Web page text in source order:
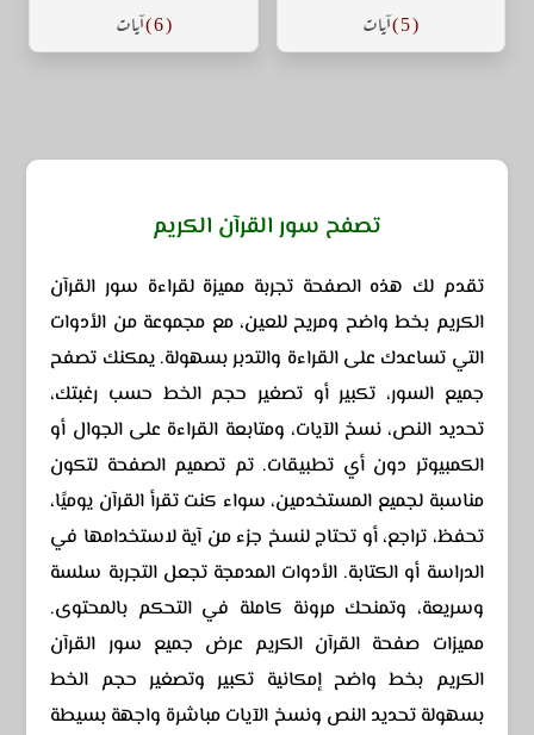
( 5 ) آيات ( 6 ) آيات
تصفح سور القرآن الكريم
تقدم لك هذه الصفحة تجربة مميزة لقراءة سور القرآن
الكريم بخط واضح ومريح للعين، مع مجموعة من الأدوات
التي تساعدك على القراءة والتدبر بسهولة. يمكنك تصفح
جميع السور، تكبير أو تصغير حجم الخط حسب رغبتك،
تحديد النص، نسخ الآيات، ومتابعة القراءة على الجوال أو
الكمبيوتر دون أي تطبيقات. تم تصميم الصفحة لتكون
مناسبة لجميع المستخدمين، سواء كنت تقرأ القرآن يوميًا،
تحفظ، تراجع، أو تحتاج لنسخ جزء من آية لاستخدامها في
الدراسة أو الكتابة. الأدوات المدمجة تجعل التجربة سلسة
وسريعة، وتمنحك مرونة كاملة في التحكم بالمحتوى.
مميزات صفحة القرآن الكريم عرض جميع سور القرآن
الكريم بخط واضح إمكانية تكبير وتصغير حجم الخط
بسهولة تحديد النص ونسخ الآيات مباشرة واجهة بسيطة